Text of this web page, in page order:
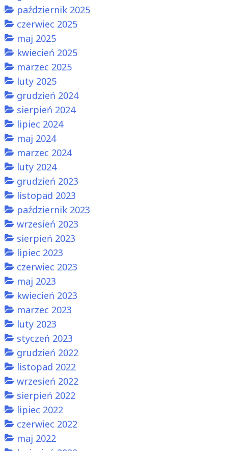
październik 2025
czerwiec 2025
maj 2025
kwiecień 2025
marzec 2025
luty 2025
grudzień 2024
sierpień 2024
lipiec 2024
maj 2024
marzec 2024
luty 2024
grudzień 2023
listopad 2023
październik 2023
wrzesień 2023
sierpień 2023
lipiec 2023
czerwiec 2023
maj 2023
kwiecień 2023
marzec 2023
luty 2023
styczeń 2023
grudzień 2022
listopad 2022
wrzesień 2022
sierpień 2022
lipiec 2022
czerwiec 2022
maj 2022